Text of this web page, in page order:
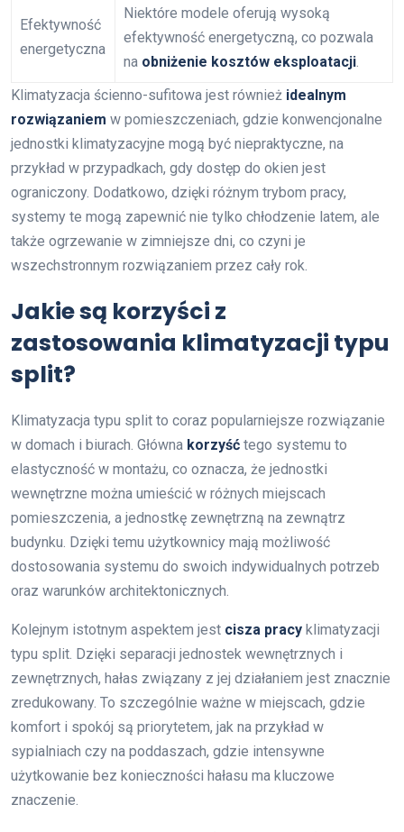
Efektywność
energetyczna
Niektóre modele oferują wysoką
efektywność energetyczną, co pozwala
na obniżenie kosztów eksploatacji.
Klimatyzacja ścienno-sufitowa jest również idealnym
rozwiązaniem w pomieszczeniach, gdzie konwencjonalne
jednostki klimatyzacyjne mogą być niepraktyczne, na
przykład w przypadkach, gdy dostęp do okien jest
ograniczony. Dodatkowo, dzięki różnym trybom pracy,
systemy te mogą zapewnić nie tylko chłodzenie latem, ale
także ogrzewanie w zimniejsze dni, co czyni je
wszechstronnym rozwiązaniem przez cały rok.
Jakie są korzyści z
zastosowania klimatyzacji typu
split?
Klimatyzacja typu split to coraz popularniejsze rozwiązanie
w domach i biurach. Główna korzyść tego systemu to
elastyczność w montażu, co oznacza, że jednostki
wewnętrzne można umieścić w różnych miejscach
pomieszczenia, a jednostkę zewnętrzną na zewnątrz
budynku. Dzięki temu użytkownicy mają możliwość
dostosowania systemu do swoich indywidualnych potrzeb
oraz warunków architektonicznych.
Kolejnym istotnym aspektem jest cisza pracy klimatyzacji
typu split. Dzięki separacji jednostek wewnętrznych i
zewnętrznych, hałas związany z jej działaniem jest znacznie
zredukowany. To szczególnie ważne w miejscach, gdzie
komfort i spokój są priorytetem, jak na przykład w
sypialniach czy na poddaszach, gdzie intensywne
użytkowanie bez konieczności hałasu ma kluczowe
znaczenie.